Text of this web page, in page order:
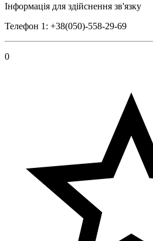
Інформація для здійснення зв'язку
Телефон 1: +38(050)-558-29-69
0